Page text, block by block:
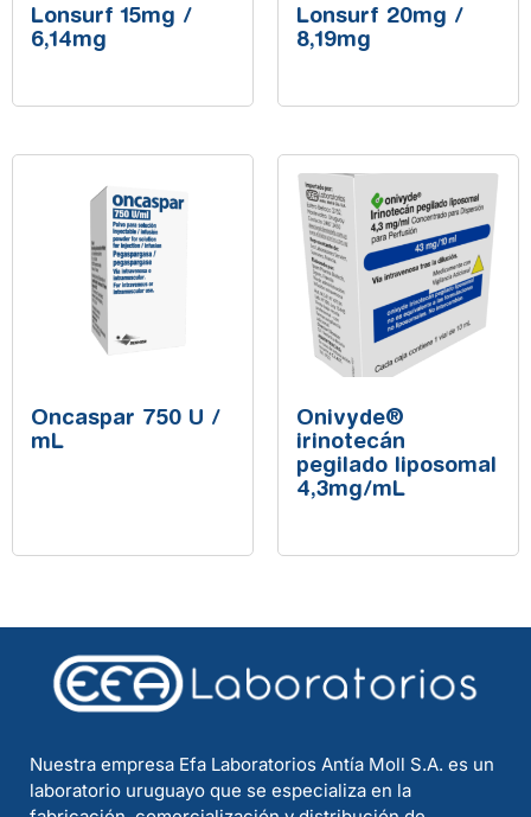
Lonsurf 15mg /
6,14mg
Lonsurf 20mg /
8,19mg
Oncaspar 750 U /
mL
Onivyde®
irinotecán
pegilado liposomal
4,3mg/mL
Nuestra empresa Efa Laboratorios Antía Moll S.A. es un
laboratorio uruguayo que se especializa en la